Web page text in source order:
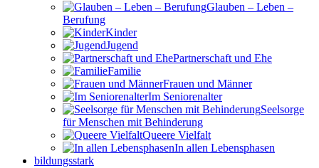
Glauben – Leben –
Berufung
Kinder
Jugend
Partnerschaft und Ehe
Familie
Frauen und Männer
Im Seniorenalter
Seelsorge
für Menschen mit Behinderung
Queere Vielfalt
In allen Lebensphasen
bildungsstark